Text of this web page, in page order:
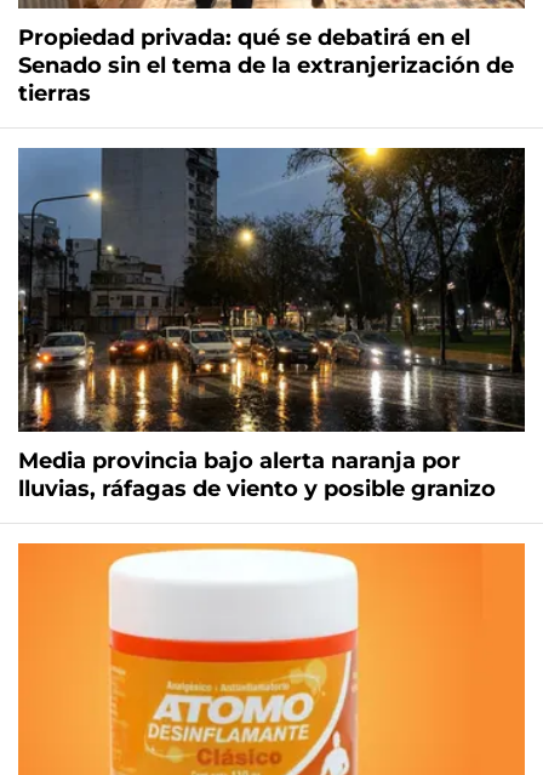
Propiedad privada: qué se debatirá en el
Senado sin el tema de la extranjerización de
tierras
Media provincia bajo alerta naranja por
lluvias, ráfagas de viento y posible granizo